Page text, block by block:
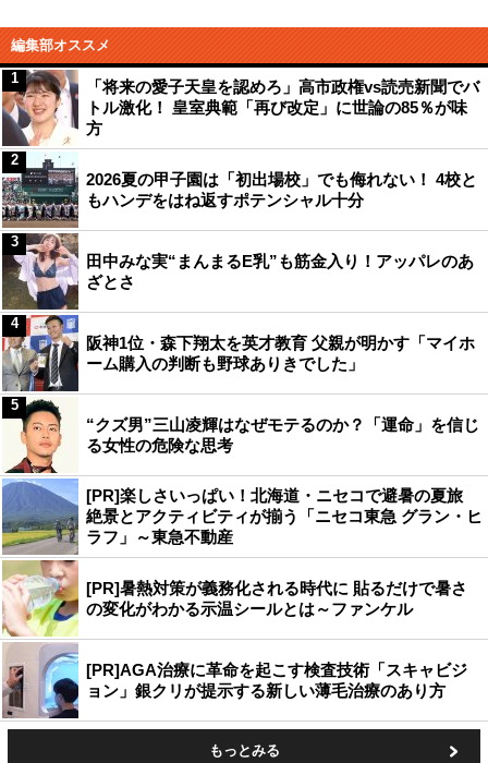
編集部オススメ
「将来の愛子天皇を認めろ」高市政権vs読売新聞でバ
トル激化！ 皇室典範「再び改定」に世論の85％が味
方
1
2026夏の甲子園は「初出場校」でも侮れない！ 4校と
もハンデをはね返すポテンシャル十分
2
田中みな実“まんまるE乳”も筋金入り！アッパレのあ
ざとさ
3
阪神1位・森下翔太を英才教育 父親が明かす「マイホ
ーム購入の判断も野球ありきでした」
4
“クズ男”三山凌輝はなぜモテるのか？「運命」を信じ
る女性の危険な思考
5
[PR]楽しさいっぱい！北海道・ニセコで避暑の夏旅
絶景とアクティビティが揃う「ニセコ東急 グラン・ヒ
ラフ」～東急不動産
[PR]暑熱対策が義務化される時代に 貼るだけで暑さ
の変化がわかる示温シールとは～ファンケル
[PR]AGA治療に革命を起こす検査技術「スキャビジ
ョン」銀クリが提示する新しい薄毛治療のあり方
もっとみる